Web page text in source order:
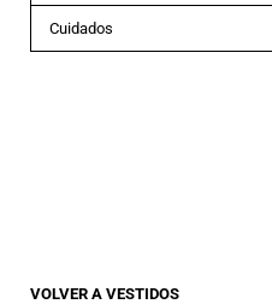
Cuidados
VOLVER A VESTIDOS